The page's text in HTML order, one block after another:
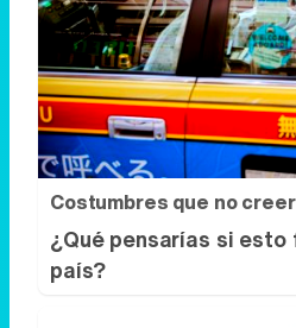
Costumbres que no
¿Qué pensarías si
país?